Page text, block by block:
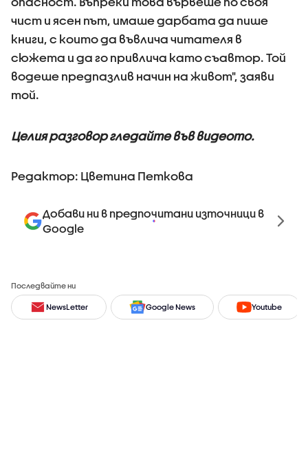
чист и ясен път, имаше дарбата да пише
книги, с които да въвлича читателя в
сюжета и да го привлича като съавтор. Той
водеше предпазлив начин на живот", заяви
той.
Целия разговор гледайте във видеото.
Редактор: Цветина Петкова
Добави ни в предпочитани източници в
Google
Последвайте ни
NewsLetter Google News Youtube